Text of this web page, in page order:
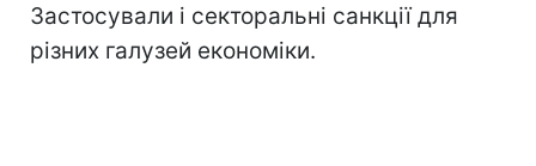
Застосували і секторальні санкції для
різних галузей економіки.